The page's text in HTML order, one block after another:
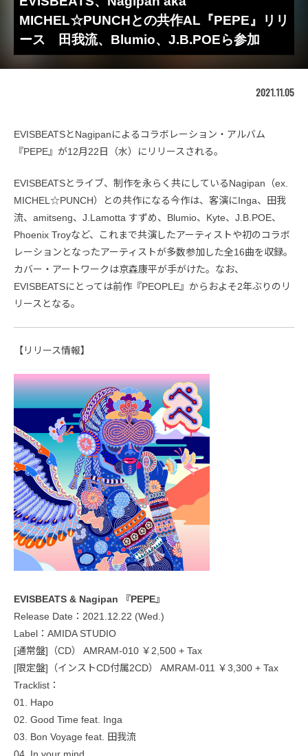
MICHEL☆PUNCHとの共作AL『PEPE』リリ
ース 田我流、Blumio、J.B.POEら参加
2021.11.05
EVISBEATSとNagipanによるコラボレーション・アルバム
『PEPE』が12月22日（水）にリリースされる。
EVISBEATSとライブ、制作を永らく共にしているNagipan（ex.
MICHEL☆PUNCH）との共作になる今作は、客演にInga、田我
流、amitseng、J.Lamotta すずめ、Blumio、Kyte、J.B.POE、
Phoenix Troyなど、これまで共演したアーティストや初のコラボ
レーションとなったアーティストが多数参加した全16曲を収録。
カバー・アートワークは京森康平が手がけた。なお、
EVISBEATSにとっては前作『PEOPLE』からおよそ2年ぶりのリ
リースとなる。
【リリース情報】
EVISBEATS & Nagipan 『PEPE』
Release Date：2021.12.22 (Wed.)
Label：AMIDA STUDIO
[通常盤]（CD） AMRAM-010 ￥2,500 + Tax
[限定盤]（インストCD付属2CD） AMRAM-011 ￥3,300 + Tax
Tracklist：
01. Hapo
02. Good Time feat. Inga
03. Bon Voyage feat. 田我流
04. In your mind